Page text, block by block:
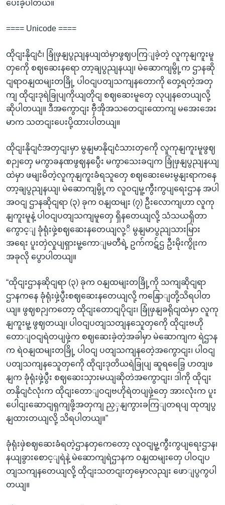
ပေးခဲ့ပါတယ်။
==== Unicode ====
ထိုငျးနိုငျငံ၊ ခြုံဖှနျပွညျနယျထဲမှာဖွဈပကြျခဲ့တဲ့ လူကုနျကူးမူ
တှကေို စဈဆေးနရော တာ့ချပွညျနယျ၊ မဲဆောကျမွို့က ဌာနဆို
ငျရာဝနျထမျးတခြို့ ပါဝငျပတျသကျနတောကို တှေ့ရတဲ့အတှ
ကျ ထိုငျးဒုရဲခြုပျကိုယျတိုငျ စဈဆေးမူတှေ လုပျနတေယျလို့
ဆိုပါတယျ။ ဒီအကွောငျး ဗှီအိုအသတေငျးထောကျ မအေးအေး
မာက သတငျးပေးပို့ထားပါတယျ။
ထိုငျးနိုငျငံအတှငျးမှာ မွနျမာနိုငျငံသားတှကေို လူကုနျကူးမူဖွဈ
စဉျတှေ မကွာခနဏဖွဈနပွေီး မကွာသေးခငျက ခြုံဖှနျပွညျနယျ
ထဲမှာ ဖမျးမိတဲ့လူကုနျကူးခံရသူတှေ စဈဆေးမေးမွနျးရာကနေ
တာ့ချပွညျနယျ၊ မဲဆောကျမွို့က လူဝငျမူ့ကွီးကွပျရေးဌာန အပါ
အဝငျ ဌာနဆိုငျရာ (၃) ခုက ဝနျထမျး (၇) ဦးလောကျဟာ လူကု
နျကူးမူနဲ့ ပါဝငျပတျသကျမူတှေ ရှိနတေယျလို့ သံသယရှိတာ
ကွောင့ျ ခုံရုံးဖှဲ့စဈဆေးနတေယျလု့ိ မွနျမာပွညျသားမြား
အရေး ပူးတှဲလှုပျရှားမူ့ကောျမတီရဲ့ ဥက်ကဋ်ဌ ဦးမိုးကွိုးက
အခုလို ပွောပါတယျ။
“ထိုငျးဌာနဆိုငျရာ (၃) ခုက ဝနျထမျးတခြို့ကို သကျဆိုငျရာ
ဌာနကနေ ခုံရုံးဖှဲ့ပွီးစဈဆေးနတေယျလို့ ကနြောျတို့သိရပါတ
ယျ။ ဖွဈစဉျကတော့ ထိုငျးတောငျပိုငျး၊ ခြုံဖှနျခရိုငျထဲမှာ လူကု
နျကူးမူ့ ဖွဈတယျ၊ ပါဝငျပတျသတျနသေူတှကေို ထိုငျးဗဟို
တောျဝငျရဲတပျဖှဲ့က စဈဆေးခဲ့တဲ့အခါမှာ မဲဆောကျက ရဲဌာန
က ရဲဝနျထမျးတခြို့ ပါဝငျ ပတျသကျနတေဲ့အကွောငျး၊ ပါဝငျ
ပတျသကျနသေူတှကေို ထိုငျးဒုတိယရဲခြုပျ ဆူရခြေေ့ ဟတျဖ
နျက ခုံရုံးဖှဲ့ပွီး စဈဆေးသှားမယျဆိုတဲအကွောငျး၊ ဒါကို ထိုငျး
တနိုငျငံလုံးက ထိုငျးတောျဝငျဗဟိုရဲတပျဖှဲ့တှေ အားလုံးက ပူး
ပေါငျးဆောငျရှကျဖို့အတှကျ ညှှနျကွားခကြျတရပျ ထုတျပွ
နျထားတယျလို့ သိရပါတယျ။”
ခုံရုံးဖှဲစဈဆေးခံရတဲ့ဌာနတှကေတော့ လူဝငျမူ့ကွီးကွပျရေးဌာန၊
နယျခွားစောင့ျရဲနဲ့ မဲဆောကျရဲဌာနက ဝနျထမျးတှေ ပါဝငျပ
တျသကျနတေယျလို့ ထိုငျးသတငျးတှမှောလညျး ဖောျပွကွပါ
တယျ။